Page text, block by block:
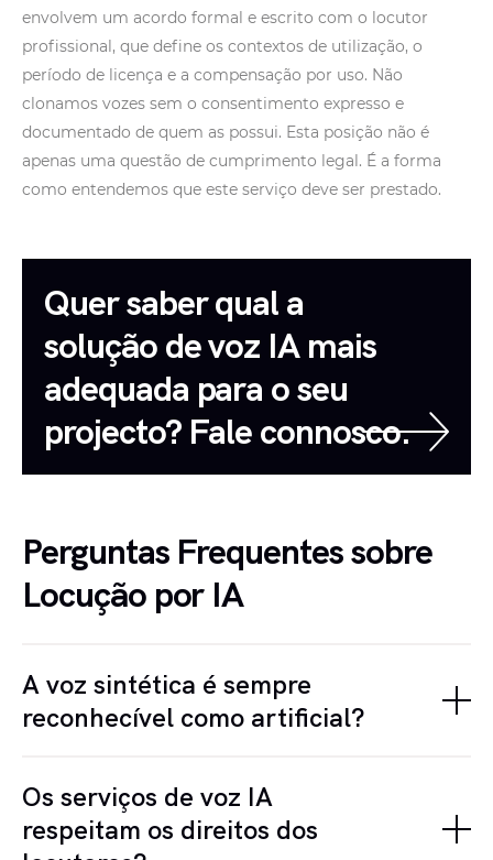
envolvem um acordo formal e escrito com o locutor
profissional, que define os contextos de utilização, o
período de licença e a compensação por uso. Não
clonamos vozes sem o consentimento expresso e
documentado de quem as possui. Esta posição não é
apenas uma questão de cumprimento legal. É a forma
como entendemos que este serviço deve ser prestado.
Quer saber qual a
solução de voz IA mais
adequada para o seu
projecto? Fale connosco.
Perguntas Frequentes sobre
Locução por IA
A voz sintética é sempre
reconhecível como artificial?
IA atuais são convincentes em contextos neutros
como e-learning ou atendimento telefónico, mas
Os serviços de voz IA
respeitam os direitos dos